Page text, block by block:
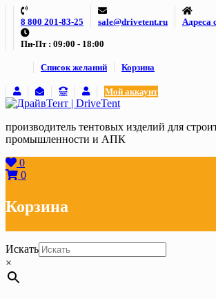
Skip
content
8 800 201-83-25 sale@drivetent.ru Адреса
Пн-Пт : 09:00 - 18:00
Список желаний Корзина
Мой аккаунт
производитель тентовых изделий для
промышленности и АПК
0
0
Корзина
Искать
×